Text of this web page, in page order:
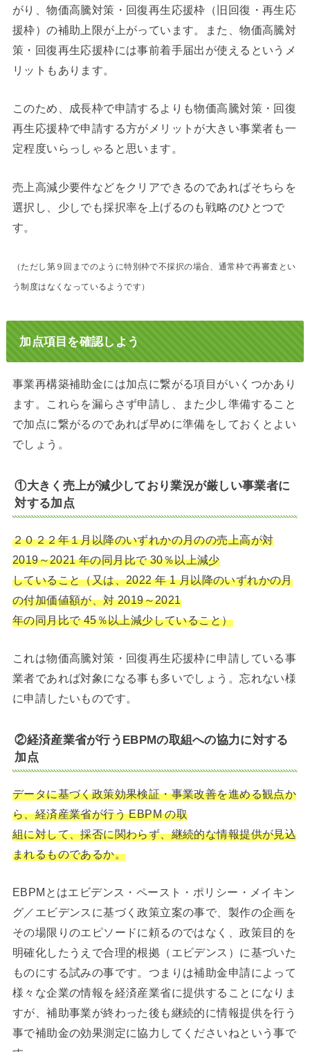
がり、物価高騰対策・回復再生応援枠（旧回復・再生応
援枠）の補助上限が上がっています。また、物価高騰対
策・回復再生応援枠には事前着手届出が使えるというメ
リットもあります。
このため、成長枠で申請するよりも物価高騰対策・回復
再生応援枠で申請する方がメリットが大きい事業者も一
定程度いらっしゃると思います。
売上高減少要件などをクリアできるのであればそちらを
選択し、少しでも採択率を上げるのも戦略のひとつで
す。
（ただし第９回までのように特別枠で不採択の場合、通常枠で再審査とい
う制度はなくなっているようです）
加点項目を確認しよう
事業再構築補助金には加点に繋がる項目がいくつかあり
ます。これらを漏らさず申請し、また少し準備すること
で加点に繋がるのであれば早めに準備をしておくとよい
でしょう。
①大きく売上が減少しており業況が厳しい事業者に
対する加点
２０２２年１月以降のいずれかの月のの売上高が対
2019～2021 年の同月比で 30％以上減少
していること（又は、2022 年 1 月以降のいずれかの月
の付加価値額が、対 2019～2021
年の同月比で 45％以上減少していること）
これは物価高騰対策・回復再生応援枠に申請している事
業者であれば対象になる事も多いでしょう。忘れない様
に申請したいものです。
②経済産業省が行うEBPMの取組への協力に対する
加点
データに基づく政策効果検証・事業改善を進める観点か
ら、経済産業省が行う EBPM の取
組に対して、採否に関わらず、継続的な情報提供が見込
まれるものであるか。
EBPMとはエビデンス・ペースト・ポリシー・メイキン
グ／エビデンスに基づく政策立案の事で、製作の企画を
その場限りのエピソードに頼るのではなく、政策目的を
明確化したうえで合理的根拠（エビデンス）に基づいた
ものにする試みの事です。つまりは補助金申請によって
様々な企業の情報を経済産業省に提供することになりま
すが、補助事業が終わった後も継続的に情報提供を行う
事で補助金の効果測定に協力してくださいねという事で